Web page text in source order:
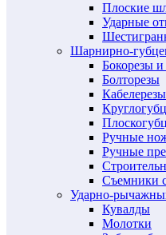
Плоские
Ударные
Шарнирно-
Бокорезы и
Болторезы
Кабелерезы
Ручные
Ручные
Съемники
Ударно-
Кувалды
Молотки